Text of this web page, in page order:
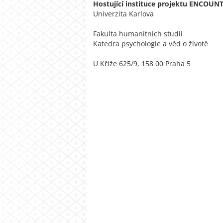
Hostující instituce projektu
Univerzita Karlova
Fakulta humanitnich studii
Katedra psychologie a věd o životě
U Kříže 625/9, 158 00 Praha 5